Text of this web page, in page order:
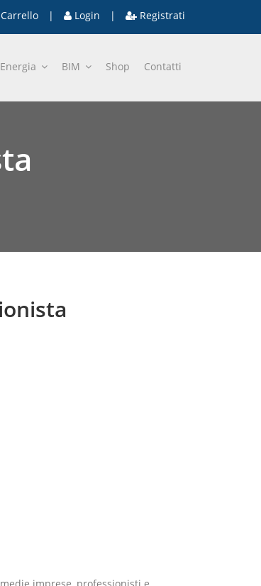
Carrello | Login | Registrati
Energia BIM Shop Contatti
imprese, professionisti e